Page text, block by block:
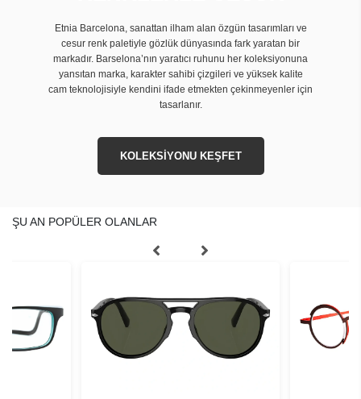
Etnia Barcelona, sanattan ilham alan özgün tasarımları ve
cesur renk paletiyle gözlük dünyasında fark yaratan bir
markadır. Barselona’nın yaratıcı ruhunu her koleksiyonuna
yansıtan marka, karakter sahibi çizgileri ve yüksek kalite
cam teknolojisiyle kendini ifade etmekten çekinmeyenler için
tasarlanır.
KOLEKSİYONU KEŞFET
ŞU AN POPÜLER OLANLAR